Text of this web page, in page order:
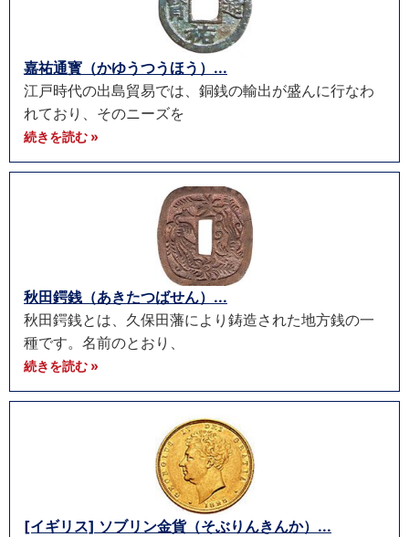
嘉祐通寳（かゆうつうほう）...
江戸時代の出島貿易では、銅銭の輸出が盛んに行なわ
れており、そのニーズを
続きを読む »
秋田鍔銭（あきたつばせん）...
秋田鍔銭とは、久保田藩により鋳造された地方銭の一
種です。名前のとおり、
続きを読む »
[イギリス] ソブリン金貨（そぶりんきんか）...